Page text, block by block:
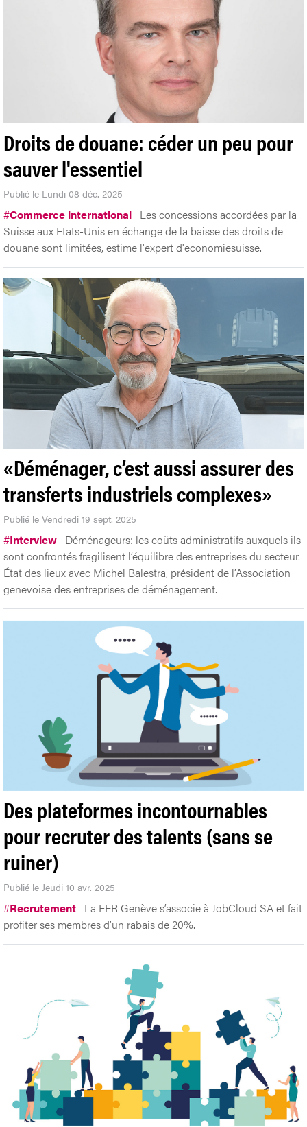
Droits de douane: céder un peu pour
sauver l'essentiel
Publié le Lundi 08 déc. 2025
#Commerce international Les concessions accordées par la
Suisse aux Etats-Unis en échange de la baisse des droits de
douane sont limitées, estime l'expert d'economiesuisse.
«Déménager, c’est aussi assurer des
transferts industriels complexes»
Publié le Vendredi 19 sept. 2025
#Interview Déménageurs: les coûts administratifs auxquels ils
sont confrontés fragilisent l’équilibre des entreprises du secteur.
État des lieux avec Michel Balestra, président de l’Association
genevoise des entreprises de déménagement.
Des plateformes incontournables
pour recruter des talents (sans se
ruiner)
Publié le Jeudi 10 avr. 2025
#Recrutement La FER Genève s’associe à JobCloud SA et fait
profiter ses membres d’un rabais de 20%.